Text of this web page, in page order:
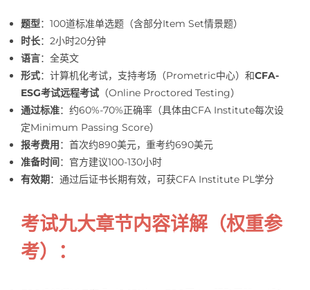
题型：100道标准单选题（含部分Item Set情景题）
时长：2小时20分钟
语言：全英文
形式：计算机化考试，支持考场（Prometric中心）和CFA-
ESG考试远程考试（Online Proctored Testing）
通过标准：约60%-70%正确率（具体由CFA Institute每次设
定Minimum Passing Score）
报考费用：首次约890美元，重考约690美元
准备时间：官方建议100-130小时
有效期：通过后证书长期有效，可获CFA Institute PL学分
考试九大章节内容详解（权重参
考）：